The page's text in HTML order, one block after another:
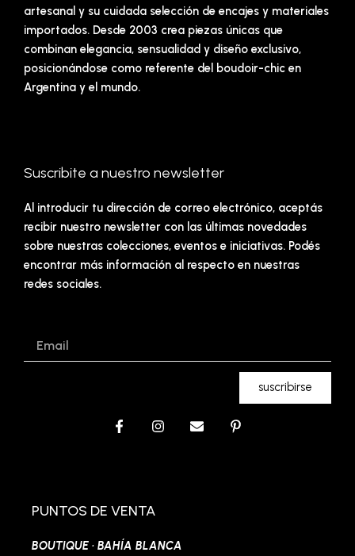
artesanal y su cuidada selección de encajes y materiales
importados. Desde 2003 crea piezas únicas que
combinan elegancia, sensualidad y diseño exclusivo,
posicionándose como referente del boudoir-chic en
Argentina y el mundo.
Suscribite a nuestro newsletter
Al introducir tu dirección de correo electrónico, aceptás
recibir nuestro newsletter con las últimas novedades
sobre nuestras colecciones, eventos e iniciativas. Podés
encontrar más información al respecto en nuestras
redes sociales.
suscribirse
F
a
o
k
f
I
E
P
PUNTOS DE VENTA
BOUTIQUE · BAHÍA BLANCA